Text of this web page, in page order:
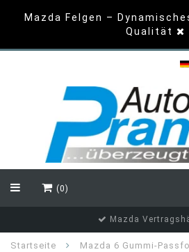
Mazda Felgen –
Qualität
(0)
Top
Startseite
Mazda 6 Gummi-